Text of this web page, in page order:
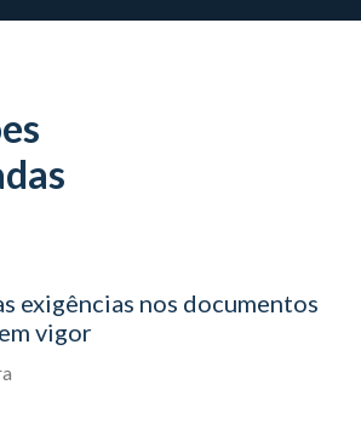
exigências nos documentos
vigor